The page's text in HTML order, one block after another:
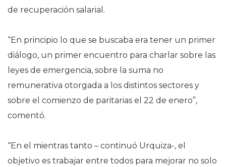
de recuperación salarial.
“En principio lo que se buscaba era tener un primer
diálogo, un primer encuentro para charlar sobre las
leyes de emergencia, sobre la suma no
remunerativa otorgada a los distintos sectores y
sobre el comienzo de paritarias el 22 de enero”,
comentó.
“En el mientras tanto – continuó Urquiza-, el
objetivo es trabajar entre todos para mejorar no solo